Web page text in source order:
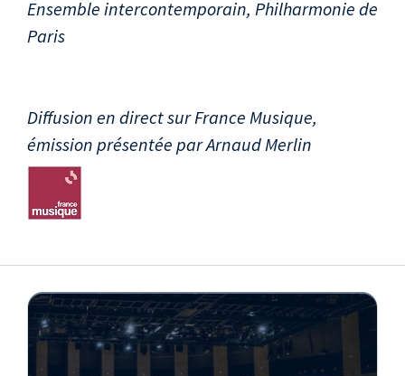
Ensemble intercontemporain, Philharmonie de
Paris
Diffusion en direct sur France Musique,
émission présentée par Arnaud Merlin